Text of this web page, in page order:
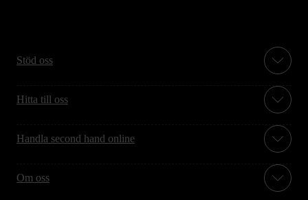
Stöd oss
Hitta till oss
Handla second hand online
Om oss